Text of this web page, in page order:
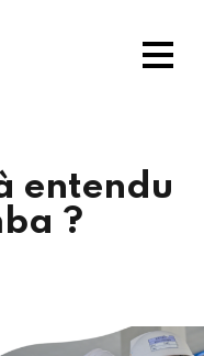
entendu
?